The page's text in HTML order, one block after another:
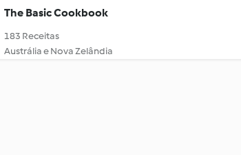
The Basic Cookbook
183 Receitas
Austrália e Nova Zelândia